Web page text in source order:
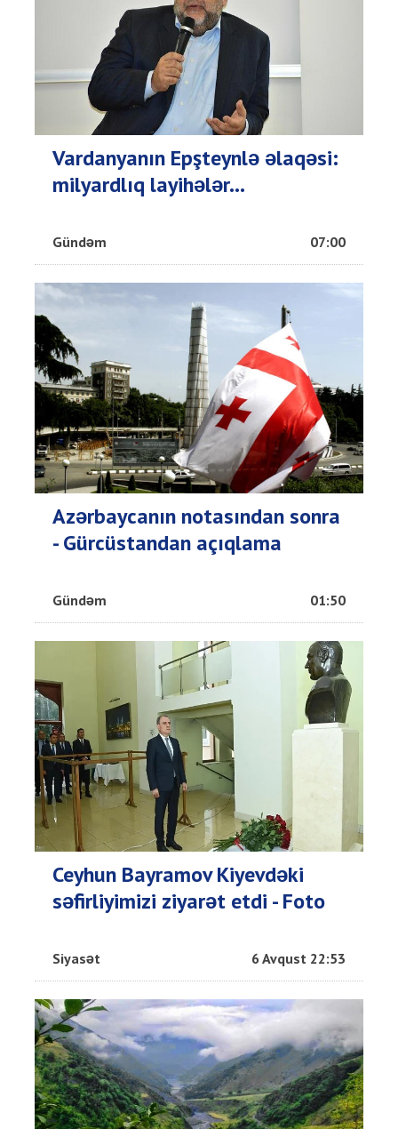
Vardanyanın Epşteynlə əlaqəsi:
milyardlıq layihələr...
Gündəm 07:00
Azərbaycanın notasından sonra
- Gürcüstandan açıqlama
Gündəm 01:50
Ceyhun Bayramov Kiyevdəki
səfirliyimizi ziyarət etdi - Foto
Siyasət 6 Avqust 22:53